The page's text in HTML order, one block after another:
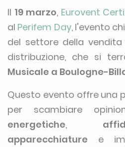
Il 19 marzo, Eurovent
al Perifem Day, l'evento
del settore della
distribuzione, che si
Musicale a Boulogne-
Questo evento offre una
per scambiare
energetiche,
apparecchiature e